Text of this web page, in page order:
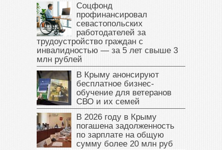
Соцфонд
профинансировал
севастопольских
работодателей за
трудоустройство граждан с
инвалидностью — за 5 лет свыше 3
млн рублей
В Крыму анонсируют
бесплатное бизнес-
обучение для ветеранов
СВО и их семей
В 2026 году в Крыму
погашена задолженность
по зарплате на общую
сумму более 20 млн руб